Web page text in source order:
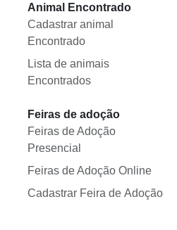
Animal Encontrado
Cadastrar animal
Encontrado
Lista de animais
Encontrados
Feiras de adoção
Feiras de Adoção
Presencial
Feiras de Adoção Online
Cadastrar Feira de Adoção